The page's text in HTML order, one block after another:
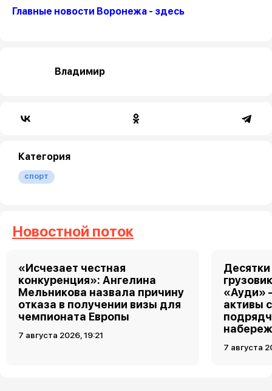
Главные новости Воронежа - здесь
Владимир
Категория
спорт
Новостной поток
«Исчезает честная
конкуренция»: Ангелина
Мельникова назвала причину
отказа в получении визы для
чемпионата Европы
7 августа 2026, 19:21
«Ауди»
активы
7 августа